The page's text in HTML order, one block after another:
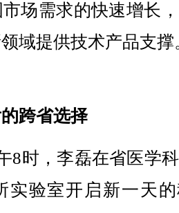
场需求的快速增长
域提供技术产品支撑
跨省选择
时，李磊在省医学
实验室开启新一天